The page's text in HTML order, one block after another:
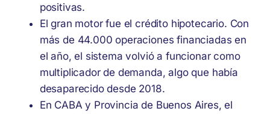
positivas.
El gran motor fue el crédito hipotecario. Con
más de 44.000 operaciones financiadas en
el año, el sistema volvió a funcionar como
multiplicador de demanda, algo que había
desaparecido desde 2018.
En CABA y Provincia de Buenos Aires, el